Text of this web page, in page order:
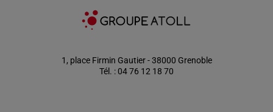
1, place Firmin Gautier - 38000 Grenoble
Tél. : 04 76 12 18 70